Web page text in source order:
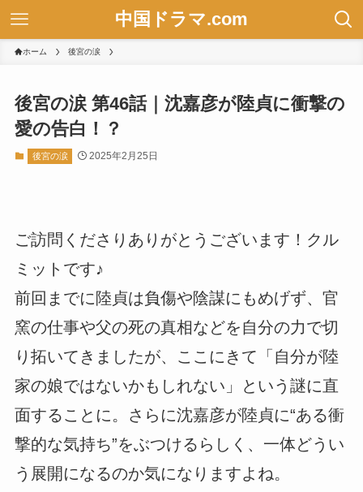
中国ドラマ.com
ホーム 後宮の涙
後宮の涙 第46話｜沈嘉彦が陸貞に衝撃の
愛の告白！？
後宮の涙 2025年2月25日
ご訪問くださりありがとうございます！クル
ミットです♪
前回までに陸貞は負傷や陰謀にもめげず、官
窯の仕事や父の死の真相などを自分の力で切
り拓いてきましたが、ここにきて「自分が陸
家の娘ではないかもしれない」という謎に直
面することに。さらに沈嘉彦が陸貞に“ある衝
撃的な気持ち”をぶつけるらしく、一体どうい
う展開になるのか気になりますよね。